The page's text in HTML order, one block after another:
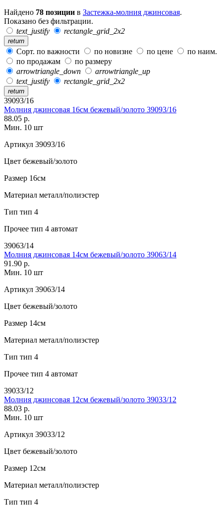
Найдено 78 позиции в Застежка-молния джинсовая.
Показано без фильтрации.
text_justify
rectangle_grid_2x2
return
Сорт. по важности по новизне по цене
по наим.
по продажам
по размеру
arrowtriangle_down
arrowtriangle_up
text_justify
rectangle_grid_2x2
return
39093/16
Молния джинсовая 16см бежевый/золото 39093/16
88.05 р.
Мин. 10 шт
Артикул 39093/16
Цвет бежевый/золото
Размер 16см
Материал металл/полиэстер
Тип тип 4
Прочее тип 4 автомат
39063/14
Молния джинсовая 14см бежевый/золото 39063/14
91.90 р.
Мин. 10 шт
Артикул 39063/14
Цвет бежевый/золото
Размер 14см
Материал металл/полиэстер
Тип тип 4
Прочее тип 4 автомат
39033/12
Молния джинсовая 12см бежевый/золото 39033/12
88.03 р.
Мин. 10 шт
Артикул 39033/12
Цвет бежевый/золото
Размер 12см
Материал металл/полиэстер
Тип тип 4